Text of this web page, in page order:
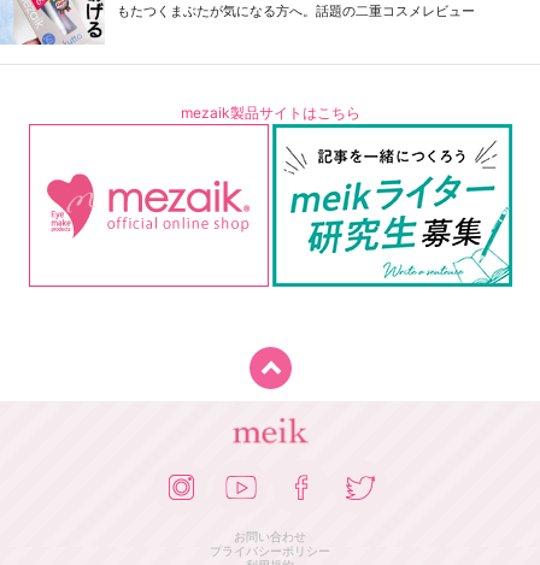
もたつくまぶたが気になる方へ。話題の二重コスメレビュー
mezaik製品サイトはこちら
お問い合わせ
プライバシーポリシー